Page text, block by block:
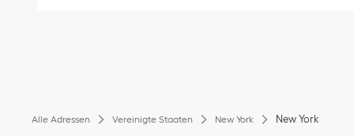
Alle Adressen Vereinigte Staaten New York New York